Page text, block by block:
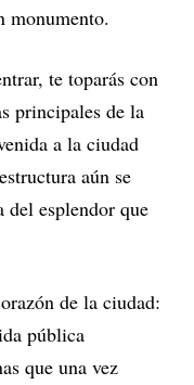
monumento.
te toparás con
principales de la
a la ciudad
aún se
del esplendor que
de la ciudad:
pública
que una vez